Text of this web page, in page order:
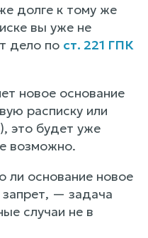
долге к тому же
вы уже не
дело по ст. 221 ГПК
новое основание
расписку или
это будет уже
возможно.
ли основание новое
— задача
случаи не в